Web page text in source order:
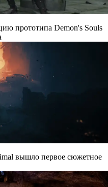
прототипа Demon's Souls
вышло первое сюжетное